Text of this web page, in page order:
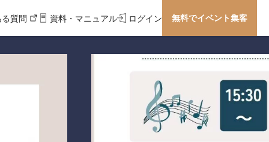
質問 資料・マニュアル ログイン 無料でイベント集客